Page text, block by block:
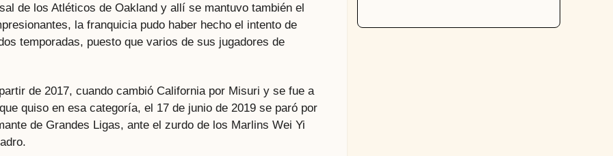
de los Atléticos de Oakland y allí se mantuvo también el
la franquicia pudo haber hecho el intento de
temporadas, puesto que varios de sus jugadores de
de 2017, cuando cambió California por Misuri y se fue a
quiso en esa categoría, el 17 de junio de 2019 se paró por
de Grandes Ligas, ante el zurdo de los Marlins Wei Yi